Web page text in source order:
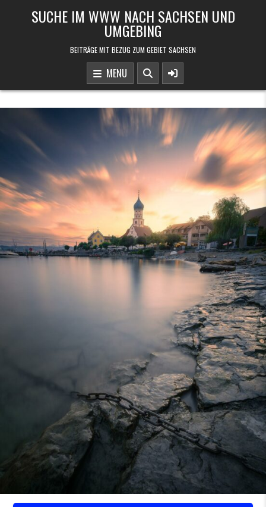
SUCHE IM WWW NACH SACHSEN UND
UMGEBING
BEITRÄGE MIT BEZUG ZUM GEBIET SACHSEN
MENU